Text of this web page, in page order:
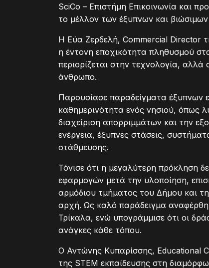
SciCo – Επιστήμη Επικοινωνία και
το μέλλον των έξυπνων και
Η Εύα Ζερδελή, Commercial Director
η έντονη εποχικότητα πληθυσμού
περιορίζεται στην τεχνολογία, αλλά
άνθρωπο.
Παρουσίασε παραδείγματα έξυπνων
καθημερινότητα ενός νησιού, όπως
διαχείριση απορριμμάτων και την
ενέργεια, έξυπνες στάσεις,
στάθμευσης.
Τόνισε ότι η μεγαλύτερη πρόκληση
εφαρμογών μετά την υλοποίηση,
αρμόδιου τμήματος του Δήμου και
αρχή. Ως καλό παράδειγμα
Τρίκαλα, ενώ υπογράμμισε ότι οι
ανάγκες κάθε τόπου.
Ο Αντώνης Κυπαρίσσης, Educational
της STEM εκπαίδευσης στη